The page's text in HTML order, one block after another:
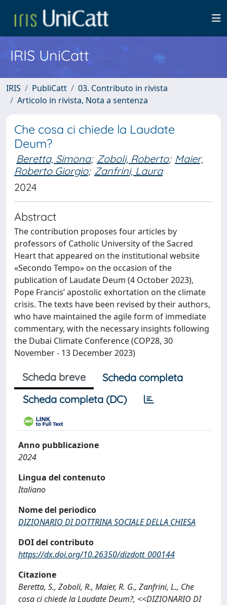
IRIS UniCatt
IRIS PubliCatt
03. Contributo in rivista
Articolo in rivista, Nota a sentenza
Che cosa ci chiede la Laudate
Deum?
Beretta, Simona; Zoboli, Roberto; Maier,
Roberto Giorgio; Zanfrini, Laura
2024
Abstract
The contribution proposes four articles by
professors of Catholic University of the Sacred
Heart that appeared on the institutional website
«Secondo Tempo» on the occasion of the
publication of Laudate Deum (4 October 2023),
Pope Francis’ apostolic exhortation on the climate
crisis. The texts have been revised by their authors,
who have maintained the agile form of immediate
commentary, with the necessary insights following
the Dubai Climate Conference (COP28, 30
November - 13 December 2023)
Scheda breve
Scheda completa
Scheda completa (DC)
Anno pubblicazione
2024
Lingua del contenuto
Italiano
Nome del periodico
DIZIONARIO DI DOTTRINA SOCIALE DELLA CHIESA
DOI del contributo
https://dx.doi.org/10.26350/dizdott_000144
Citazione
Beretta, S., Zoboli, R., Maier, R. G., Zanfrini, L., Che
cosa ci chiede la Laudate Deum?, <<DIZIONARIO DI